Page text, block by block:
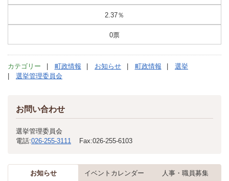
2.37％
0票
カテゴリー 町政情報 お知らせ 町政情報
選挙
選挙管理委員会
お問い合わせ
選挙管理委員会
電話:026-255-3111 Fax:026-255-6103
お知らせ イベントカレンダー 人事・職員募集